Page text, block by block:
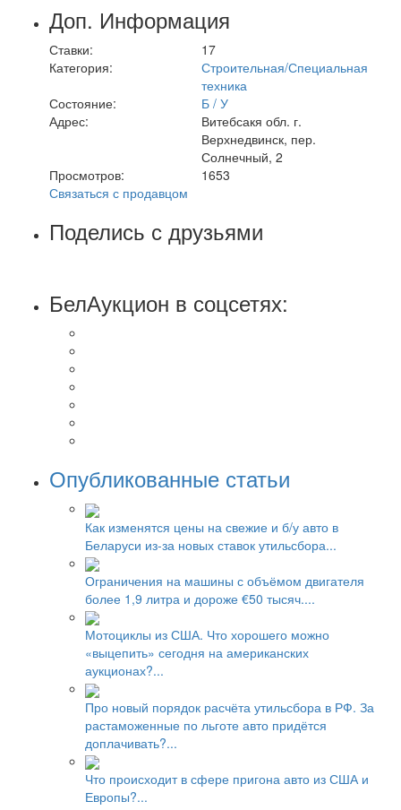
Доп. Информация
Ставки:
17
Категория:
Строительная/Специальная
техника
Состояние:
Б / У
Адрес:
Витебсакя обл. г.
Верхнедвинск, пер.
Солнечный, 2
Просмотров:
1653
Связаться с продавцом
Поделись с друзьями
БелАукцион в соцсетях:
Опубликованные статьи
Как изменятся цены на свежие и б/у авто в
Беларуси из-за новых ставок утильсбора...
Ограничения на машины с объёмом двигателя
более 1,9 литра и дороже €50 тысяч....
Мотоциклы из США. Что хорошего можно
«выцепить» сегодня на американских
аукционах?...
Про новый порядок расчёта утильсбора в РФ. За
растаможенные по льготе авто придётся
доплачивать?...
Что происходит в сфере пригона авто из США и
Европы?...